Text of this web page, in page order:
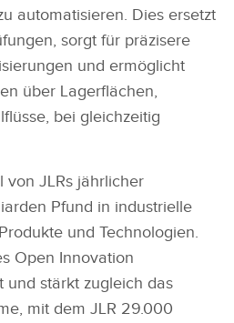
automatisieren. Dies ersetzt
sorgt für präzisere
und ermöglicht
über Lagerflächen,
bei gleichzeitig
von JLRs jährlicher
Pfund in industrielle
und Technologien.
Open Innovation
und stärkt zugleich das
mit dem JLR 29.000